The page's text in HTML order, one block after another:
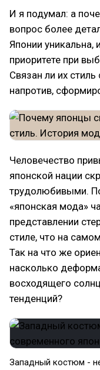
И я подумал: а
вопрос более
Японии уникальна,
приоритете при
Связан ли их
напротив,
Человечество
японской нации
трудолюбивыми.
«японская мода»
представлении
стиле, что на
Так на что же
насколько
восходящего
тенденций?
Западный костюм -